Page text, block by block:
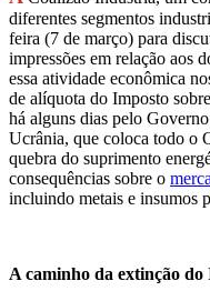
diferentes segmentos
feira (7 de março) para
impressões em relação aos
essa atividade econômica
de alíquota do Imposto
há alguns dias pelo
Ucrânia, que coloca todo o
quebra do suprimento
consequências sobre o
incluindo metais e insumos
A caminho da extinção do